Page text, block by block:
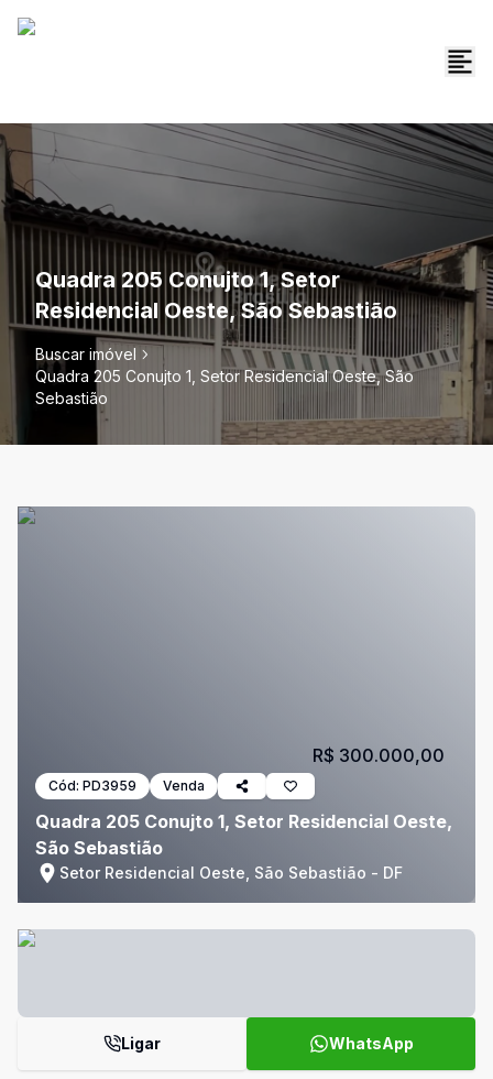
Quadra 205 Conujto 1, Setor
Residencial Oeste, São Sebastião
Buscar imóvel
Quadra 205 Conujto 1, Setor Residencial Oeste, São
Sebastião
Cód: PD3959 Venda
Quadra 205 Conujto 1, Setor Residencial Oeste,
São Sebastião
Setor Residencial Oeste, São Sebastião - DF
R$ 300.000,00
Ligar WhatsApp